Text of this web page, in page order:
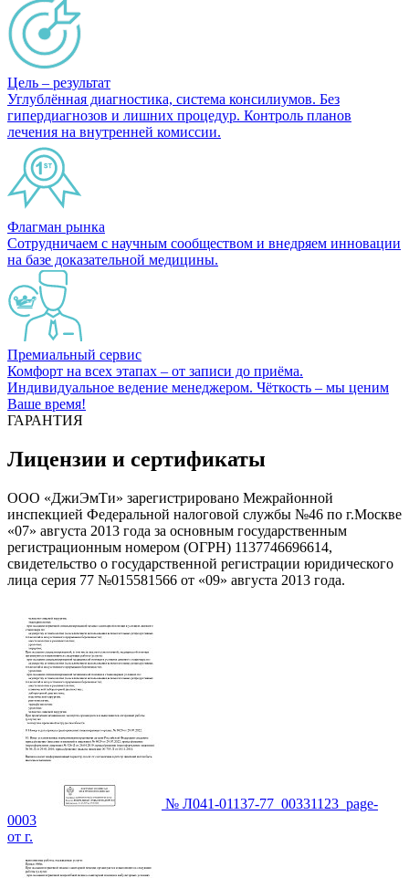
Цель – результат
Углублённая диагностика, система консилиумов. Без
гипердиагнозов и лишних процедур. Контроль планов
лечения на внутренней комиссии.
Флагман рынка
Сотрудничаем с научным сообществом и внедряем инновации
на базе доказательной медицины.
Премиальный сервис
Комфорт на всех этапах – от записи до приёма.
Индивидуальное ведение менеджером. Чёткость – мы ценим
Ваше время!
ГАРАНТИЯ
Лицензии и сертификаты
ООО «ДжиЭмТи» зарегистрировано Межрайонной
инспекцией Федеральной налоговой службы №46 по г.Москве
«07» августа 2013 года за основным государственным
регистрационным номером (ОГРН) 1137746696614,
свидетельство о государственной регистрации юридического
лица серия 77 №015581566 от «09» августа 2013 года.
№ Л041-01137-77_00331123_page-
0003
от г.